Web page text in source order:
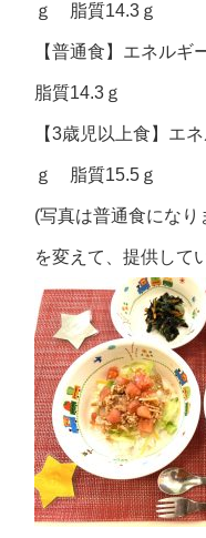
ｇ 脂質14.3ｇ
【普通食】エネル
脂質14.3ｇ
【3歳児以上食】エ
ｇ 脂質15.5ｇ
(写真は普通食にな
を変えて、提供して